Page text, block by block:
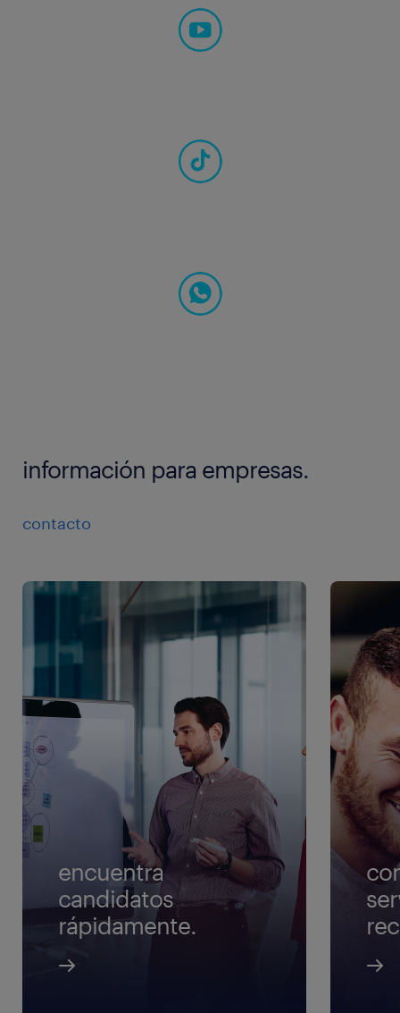
información para empresas.
contacto
encuentra
candidatos
rápidamente.